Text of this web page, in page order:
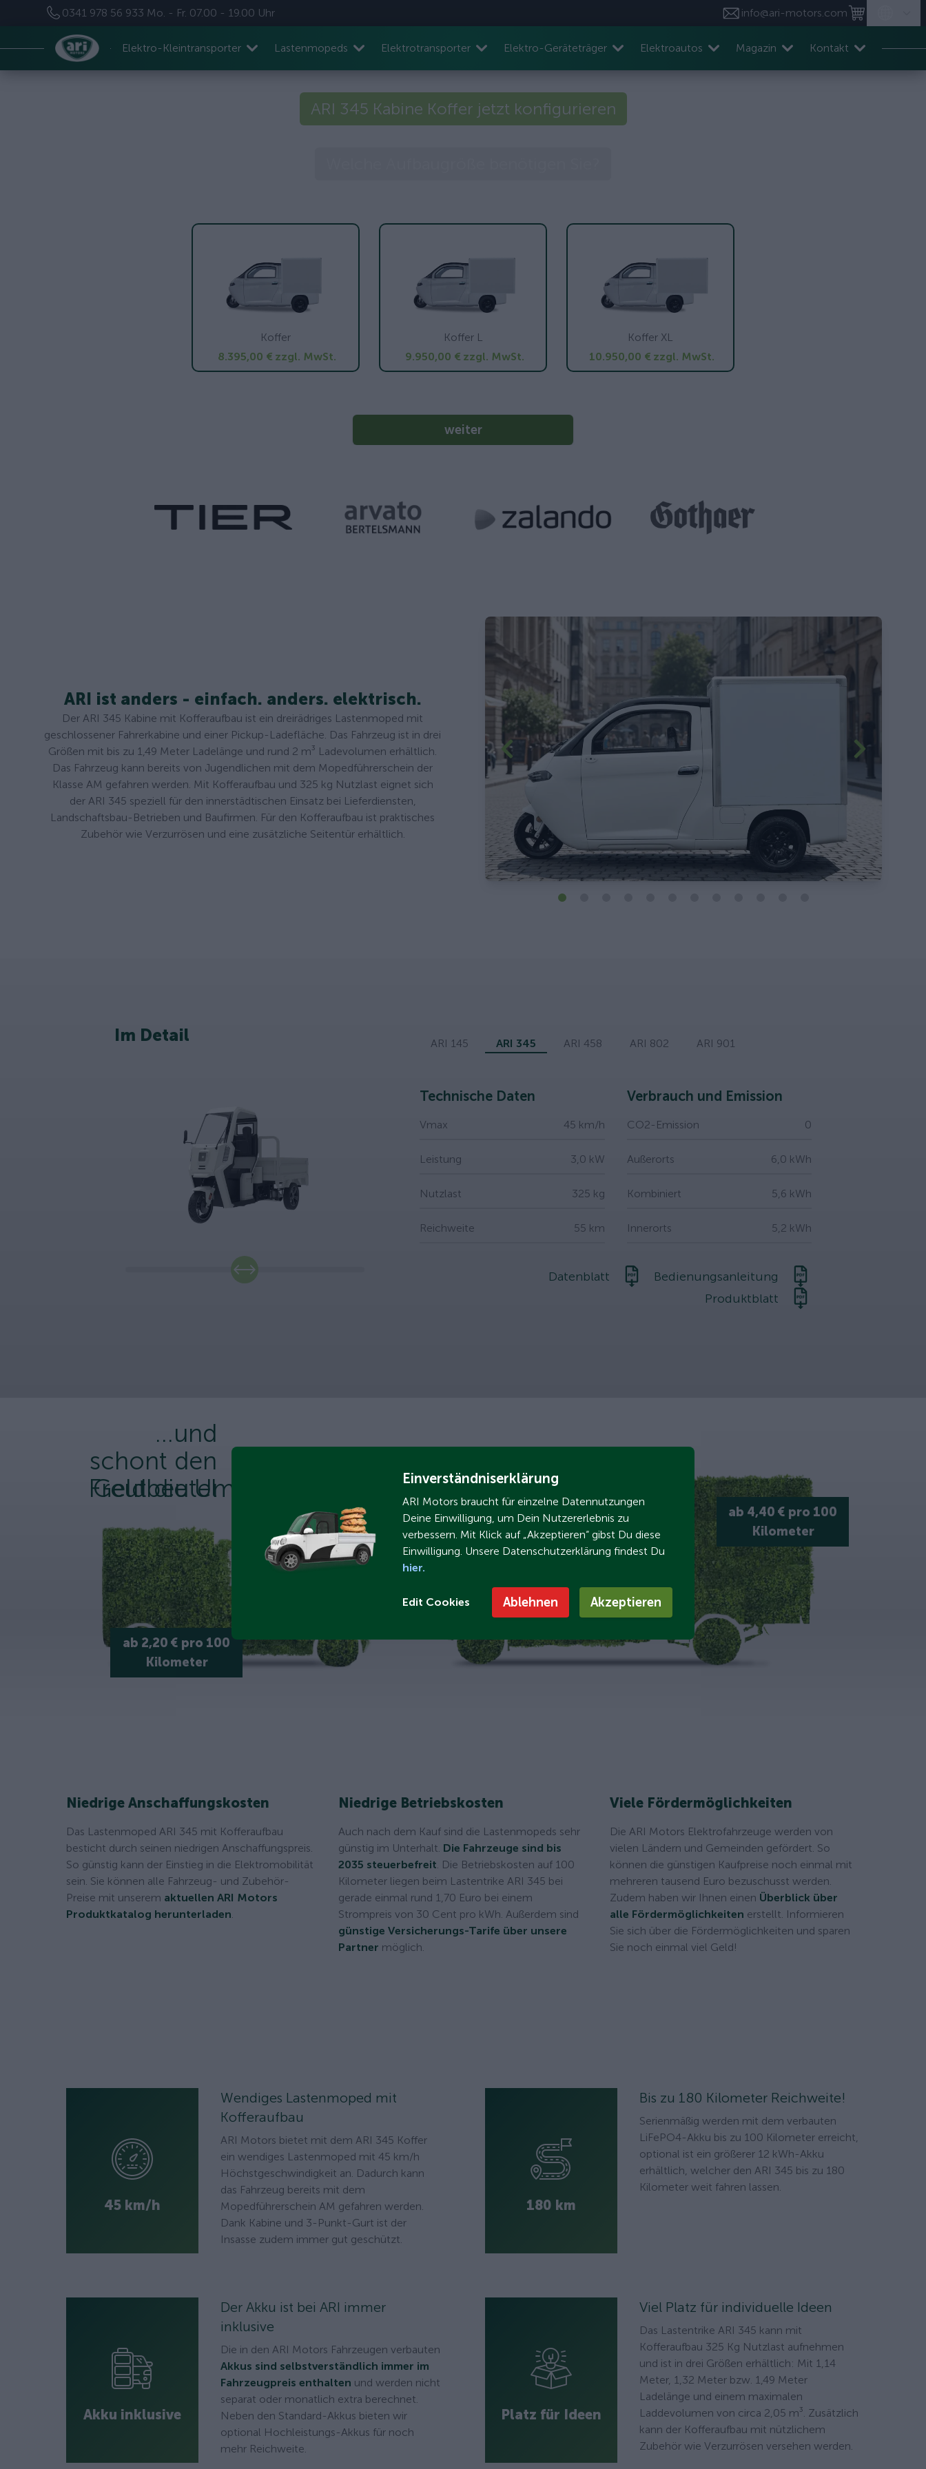
0341 978 56 933 Mo. - Fr. 07.00 - 19.00 Uhr info@ari-motors.com
Elektro-Kleintransporter Lastenmopeds Elektrotransporter Elektro-Geräteträger Elektroautos Magazin Kontakt
ARI 345 Kabine Koffer jetzt konfigurieren
Koffer
8.395,00 € zzgl. MwSt.
Koffer L
9.950,00 € zzgl. MwSt.
Koffer XL
10.950,00 € zzgl. MwSt.
weiter
ARI ist anders - einfach. anders. elektrisch.
Der ARI 345 Kabine mit Kofferaufbau ist ein dreirädriges Lastenmoped mit
geschlossener Fahrerkabine und einer Pickup-Ladefläche. Das Fahrzeug ist in drei
Größen mit bis zu 1,49 Meter Ladelänge und rund 2 m³ Ladevolumen erhältlich.
Das Fahrzeug kann bereits von Jugendlichen mit dem Mopedführerschein der
Klasse AM gefahren werden. Mit Kofferaufbau und 325 kg Nutzlast eignet sich
der ARI 345 speziell für den innerstädtischen Einsatz bei Lieferdiensten,
Landschaftsbau-Betrieben und Baufirmen. Für den Kofferaufbau ist praktisches
Zubehör wie Verzurrösen und eine zusätzliche Seitentür erhältlich.
Im Detail ARI 145 ARI 345 ARI 458 ARI 802 ARI 901
Technische Daten
Vmax 45 km/h
Leistung 3,0 kW
Nutzlast 325 kg
Reichweite 55 km
Verbrauch und Emission
CO2-Emission 0
Außerorts 6,0 kWh
Kombiniert 5,6 kWh
Innerorts 5,2 kWh
Datenblatt
Bedienungsanleitung
Produktblatt
Freut die Umwelt
...und
schont den
Geldbeutel
ab 4,40 € pro 100
Kilometer
ab 2,20 € pro 100
Kilometer
Niedrige Anschaffungskosten
Das Lastenmoped ARI 345 mit Kofferaufbau
besticht durch seinen niedrigen Anschaffungspreis.
So günstig kann der Einstieg in die Elektromobilität
sein. Sie können alle Fahrzeug- und Zubehör-
Preise mit unserem aktuellen ARI Motors
Produktkatalog herunterladen.
Niedrige Betriebskosten
Auch nach dem Kauf sind die Lastenmopeds sehr
günstig im Unterhalt. Die Fahrzeuge sind bis
2035 steuerbefreit. Die Betriebskosten auf 100
Kilometer liegen beim Lastentrike ARI 345 bei
gerade einmal rund 1,70 Euro bei einem
Strompreis von 30 Cent pro kWh. Außerdem sind
günstige Versicherungs-Tarife über unsere
Partner möglich.
Viele Fördermöglichkeiten
Die ARI Motors Elektrofahrzeuge werden von
vielen Ländern und Gemeinden gefördert. So
können die günstigen Kaufpreise noch einmal mit
mehreren tausend Euro bezuschusst werden.
Zudem haben wir Ihnen einen Überblick über
alle Fördermöglichkeiten erstellt. Informieren
Sie sich über die Fördermöglichkeiten und sparen
Sie noch einmal viel Geld!
45 km/h
Wendiges Lastenmoped mit
Kofferaufbau
ARI Motors bietet mit dem ARI 345 Koffer
ein wendiges Lastenmoped mit 45 km/h
Höchstgeschwindigkeit an. Dadurch kann
das Fahrzeug bereits mit dem
Mopedführerschein AM gefahren werden.
Dank Kabine und 3-Punkt-Gurt ist der
Insasse zudem immer gut geschützt.
180 km
Bis zu 180 Kilometer Reichweite!
Serienmäßig werden mit dem verbauten
LiFePO4-Akku bis zu 100 Kilometer erreicht,
optional ist ein größerer 12 kWh-Akku
erhältlich, welcher den ARI 345 bis zu 180
Kilometer weit fahren lassen.
Akku inklusive
Der Akku ist bei ARI immer
inklusive
Die in den ARI Motors Fahrzeugen verbauten
Akkus sind selbstverständlich immer im
Fahrzeugpreis enthalten und werden nicht
separat oder monatlich extra berechnet.
Neben den Standard-Akkus bieten wir
optional Hochleistungs-Akkus für noch
mehr Reichweite.
Platz für Ideen
Viel Platz für individuelle Ideen
Das Lastentrike ARI 345 kann mit
Kofferaufbau 325 Kg Nutzlast aufnehmen
und ist in drei Größen erhältlich: Mit 1,14
Meter, 1,32 Meter bzw. 1,49 Meter
Ladelänge und einem maximalen
Laddevolumen von circa 2,05 m³. Zusätzlich
kann der Kofferaufbau mit nützlichem
Zubehör wie Verzurrösen versehen werden.
Einverständniserklärung
ARI Motors braucht für einzelne Datennutzungen
Deine Einwilligung, um Dein Nutzererlebnis zu
verbessern. Mit Klick auf „Akzeptieren“ gibst Du diese
Einwilligung. Unsere Datenschutzerklärung findest Du
hier.
Edit Cookies Ablehnen Akzeptieren